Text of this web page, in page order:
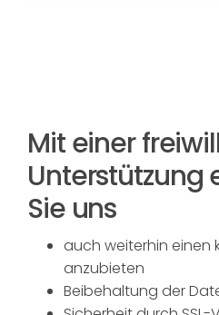
Mit einer
Unterstützung
Sie uns
auch weiterhin einen
anzubieten
Beibehaltung der